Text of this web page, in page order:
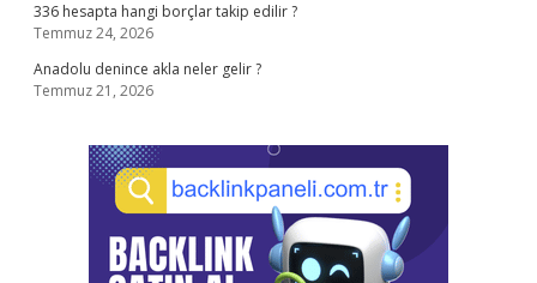
336 hesapta hangi borçlar takip edilir ?
Temmuz 24, 2026
Anadolu denince akla neler gelir ?
Temmuz 21, 2026